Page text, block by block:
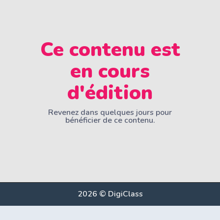
Ce contenu est
en cours
d'édition
Revenez dans quelques jours pour
bénéficier de ce contenu.
2026 © DigiClass